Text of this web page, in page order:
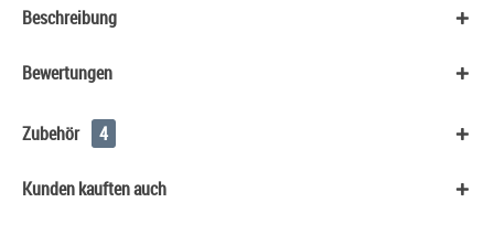
Beschreibung
Bewertungen
Zubehör 4
Kunden kauften auch